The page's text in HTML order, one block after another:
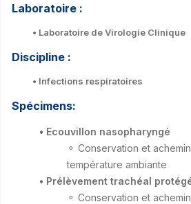
Laboratoire :
• Laboratoire de Virologie Clinique
Discipline :
• Infections respiratoires
Spécimens:
• Ecouvillon nasopharyngé
⚬ Conservation et
température ambiante
• Prélèvement trachéal
⚬ Conservation et